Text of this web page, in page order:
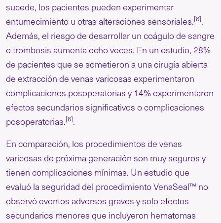
sucede, los pacientes pueden experimentar
entumecimiento u otras alteraciones sensoriales.[6].
Además, el riesgo de desarrollar un coágulo de sangre
o trombosis aumenta ocho veces. En un estudio, 28%
de pacientes que se sometieron a una cirugía abierta
de extracción de venas varicosas experimentaron
complicaciones posoperatorias y 14% experimentaron
efectos secundarios significativos o complicaciones
posoperatorias.[6].
En comparación, los procedimientos de venas
varicosas de próxima generación son muy seguros y
tienen complicaciones mínimas. Un estudio que
evaluó la seguridad del procedimiento VenaSeal™ no
observó eventos adversos graves y solo efectos
secundarios menores que incluyeron hematomas